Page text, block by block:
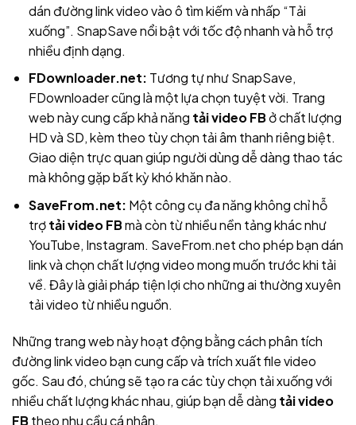
dán đường link video vào ô tìm kiếm và nhấp “Tải
xuống”. SnapSave nổi bật với tốc độ nhanh và hỗ trợ
nhiều định dạng.
FDownloader.net: Tương tự như SnapSave,
FDownloader cũng là một lựa chọn tuyệt vời. Trang
web này cung cấp khả năng tải video FBở chất lượng
HD và SD, kèm theo tùy chọn tải âm thanh riêng biệt.
Giao diện trực quan giúp người dùng dễ dàng thao tác
mà không gặp bất kỳ khó khăn nào.
SaveFrom.net: Một công cụ đa năng không chỉ hỗ
trợtải video FBmà còn từ nhiều nền tảng khác như
YouTube, Instagram. SaveFrom.net cho phép bạn dán
link và chọn chất lượng video mong muốn trước khi tải
về. Đây là giải pháp tiện lợi cho những ai thường xuyên
tải video từ nhiều nguồn.
Những trang web này hoạt động bằng cách phân tích
đường link video bạn cung cấp và trích xuất file video
gốc. Sau đó, chúng sẽ tạo ra các tùy chọn tải xuống với
nhiều chất lượng khác nhau, giúp bạn dễ dàng tải video
FBtheo nhu cầu cá nhân.